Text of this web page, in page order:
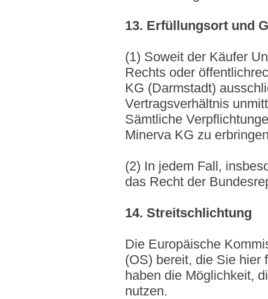
13. Erfüllungsort und
(1) Soweit der Käufer
Rechts oder
KG (Darmstadt)
Vertragsverhältnis
Sämtliche
Minerva KG zu
(2) In jedem Fall,
das Recht der
14. Streitschlichtung
Die Europäische
(OS) bereit, die Sie hier
haben die Möglichkeit,
nutzen.